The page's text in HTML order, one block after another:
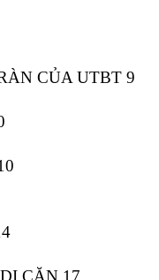
CỦA UTBT 9
CĂN 17